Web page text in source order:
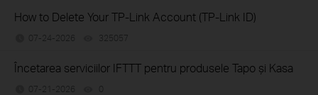
How to Delete Your TP-Link Account (TP-Link ID)
07-24-2026 325057
Încetarea serviciilor IFTTT pentru produsele Tapo și Kasa
07-21-2026 0